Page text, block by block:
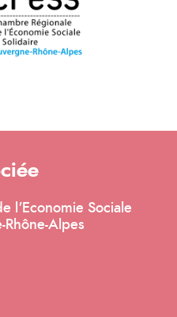
l'Economie Sociale
Alpes